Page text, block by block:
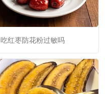
吃红枣防花粉过敏吗